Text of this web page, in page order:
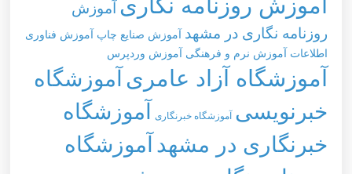
آموزش روزنامه نگاری آموزش
روزنامه نگاری در مشهد
آموزش صنایع چاپ
آموزش فناوری
اطلاعات
آموزش نرم و فرهنگی آموزش وردپرس
آموزشگاه آزاد عامری آموزشگاه
خبرنویسی آموزشگاه خبرنگاری آموزشگاه
خبرنگاری در مشهد آموزشگاه